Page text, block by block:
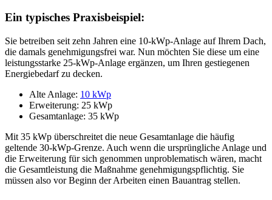
Ein typisches Praxisbeispiel:
Sie betreiben seit zehn Jahren eine 10-kWp-Anlage auf Ihrem Dach,
die damals genehmigungsfrei war. Nun möchten Sie diese um eine
leistungsstarke 25-kWp-Anlage ergänzen, um Ihren gestiegenen
Energiebedarf zu decken.
Alte Anlage: 10 kWp
Erweiterung: 25 kWp
Gesamtanlage: 35 kWp
Mit 35 kWp überschreitet die neue Gesamtanlage die häufig
geltende 30-kWp-Grenze. Auch wenn die ursprüngliche Anlage und
die Erweiterung für sich genommen unproblematisch wären, macht
die Gesamtleistung die Maßnahme genehmigungspflichtig. Sie
müssen also vor Beginn der Arbeiten einen Bauantrag stellen.